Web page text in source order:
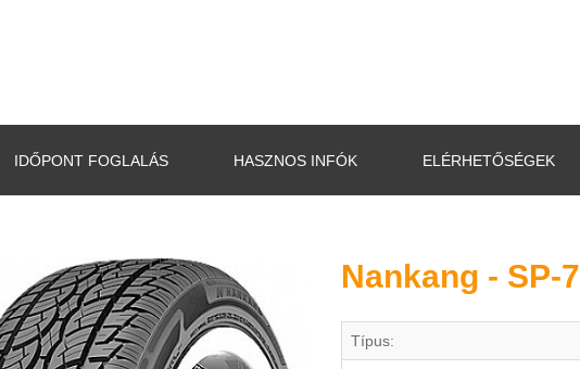
IDŐPONT FOGLALÁS HASZNOS INFÓK ELÉRHETŐSÉGEK
Nankang - SP-7
Típus: